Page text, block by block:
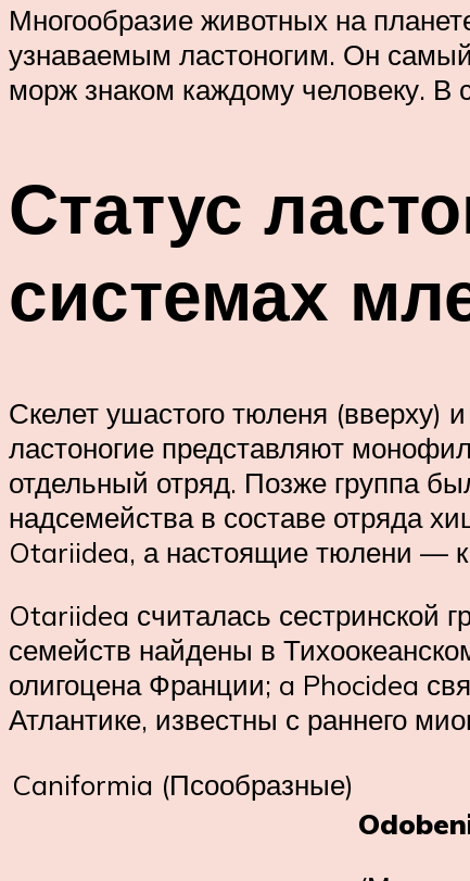
Многообразие животных на
узнаваемым ластоногим. Он
морж знаком каждому человеку. В
Статус
системах
Скелет ушастого тюленя
ластоногие представляют
отдельный отряд. Позже группа
надсемейства в составе отряда
Otariidea, а настоящие тюлени —
Otariidea считалась сестринской
семейств найдены в
олигоцена Франции; a Phocidea
Атлантике, известны с раннего
Caniformia (Псообразные)